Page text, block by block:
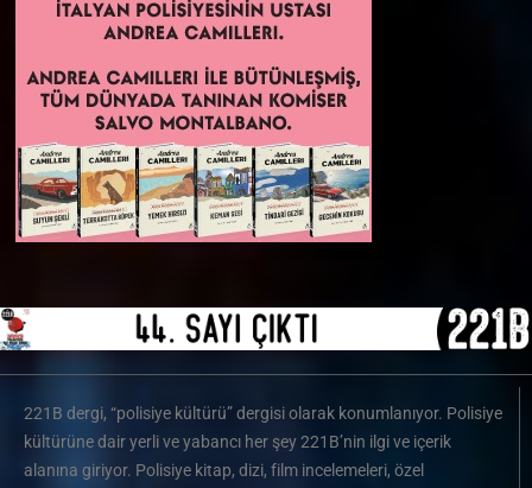
221B dergi, “polisiye kültürü” dergisi olarak konumlanıyor. Polisiye
kültürüne dair yerli ve yabancı her şey 221B’nin ilgi ve içerik
alanına giriyor. Polisiye kitap, dizi, film incelemeleri, özel